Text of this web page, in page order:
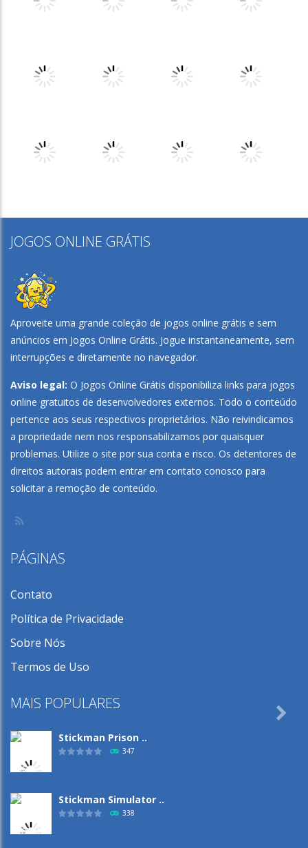
Play Play
JOGOS ONLINE GRÁTIS
Aproveite uma grande coleção de jogos online grátis e sem
anúncios em Jogos Online Grátis. Jogue instantaneamente, sem
interrupções e diretamente no navegador.
Aviso legal: O Jogos Online Grátis disponibiliza links para jogos
online gratuitos de desenvolvedores externos. Todo o conteúdo
pertence aos seus respectivos proprietários. Não reivindicamos
a propriedade nem nos responsabilizamos por quaisquer
problemas. Utilize o site por sua conta e risco. Os detentores de
direitos autorais podem entrar em contato conosco para
solicitar a remoção de conteúdo.
PÁGINAS
Contato
Política de Privacidade
Sobre Nós
Termos de Uso
MAIS POPULARES
Stickman Prison ..
347
Stickman Simulator ..
338
